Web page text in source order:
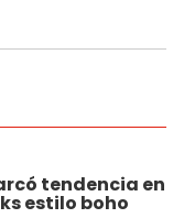
tendencia en
estilo boho